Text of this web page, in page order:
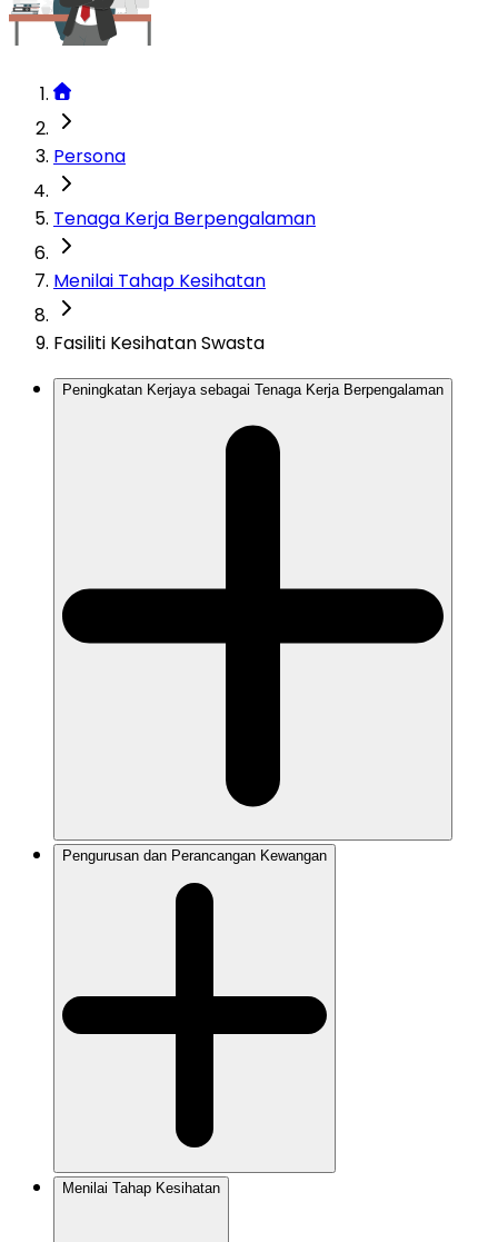
Persona
Tenaga Kerja Berpengalaman
Menilai Tahap Kesihatan
Fasiliti Kesihatan Swasta
Peningkatan Kerjaya sebagai Tenaga Kerja Berpengalaman
Pengurusan dan Perancangan Kewangan
Menilai Tahap Kesihatan